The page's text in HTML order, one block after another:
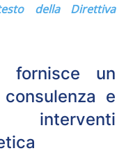
della Direttiva
fornisce un
e
interventi